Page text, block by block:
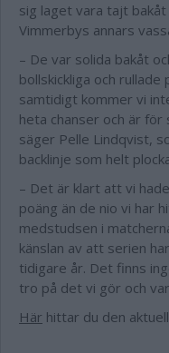
sig laget vara tajt
Vimmerbys annars
– De var solida bakåt
bollskickliga och
samtidigt kommer vi
heta chanser och är
säger Pelle Lindqvist,
backlinje som helt
– Det är klart att vi
poäng än de nio vi har
medstudsen i
känslan av att serien
tidigare år. Det finns
tro på det vi gör och
Här hittar du den